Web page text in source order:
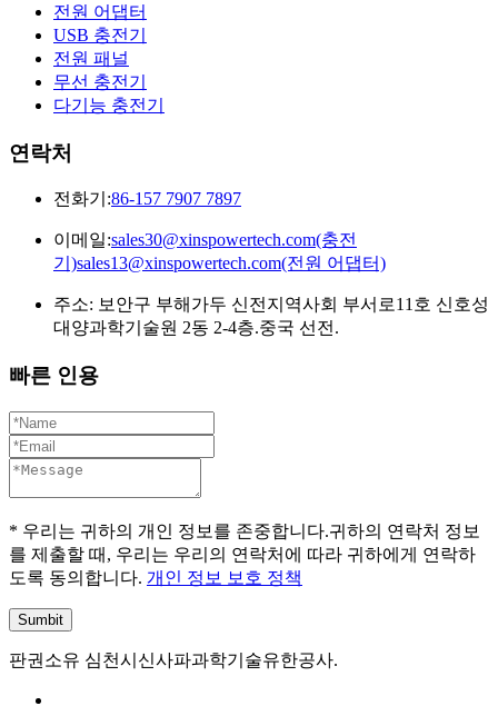
전원 어댑터
USB 충전기
전원 패널
무선 충전기
다기능 충전기
연락처
전화기:86-157 7907 7897
이메일:sales30@xinspowertech.com(충전
기)sales13@xinspowertech.com(전원 어댑터)
주소: 보안구 부해가두 신전지역사회 부서로11호 신호성
대양과학기술원 2동 2-4층.중국 선전.
빠른 인용
* 우리는 귀하의 개인 정보를 존중합니다.귀하의 연락처 정보
를 제출할 때, 우리는 우리의 연락처에 따라 귀하에게 연락하
도록 동의합니다. 개인 정보 보호 정책
판권소유 심천시신사파과학기술유한공사.